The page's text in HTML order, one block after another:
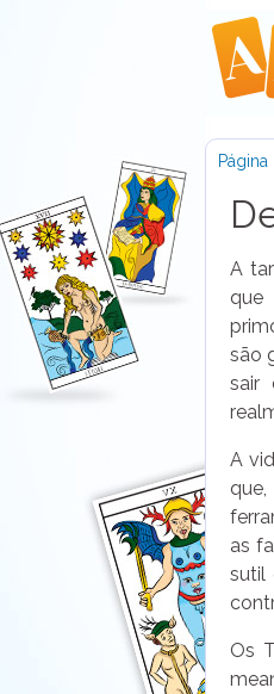
Página
A
que
são
sair
A
as
sutil
Os